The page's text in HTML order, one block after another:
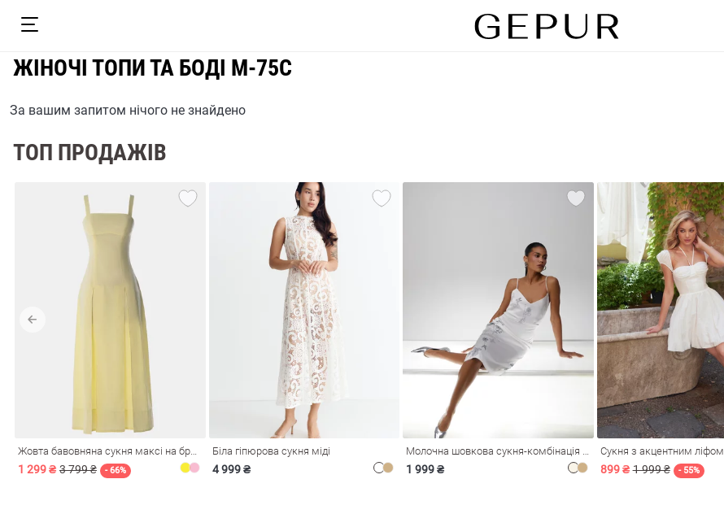
На
ЖІНОЧІ ТОПИ ТА БОДІ M-75C
За вашим запитом нічого не знайдено
ТОП ПРОДАЖІВ
1 299 ₴ 3 799 ₴ - 66%
Біла гіпюрова сукня міді
4 999 ₴ 1 999 ₴
Сукня з акцентним ліфом
899 ₴ 1 999 ₴ - 55%